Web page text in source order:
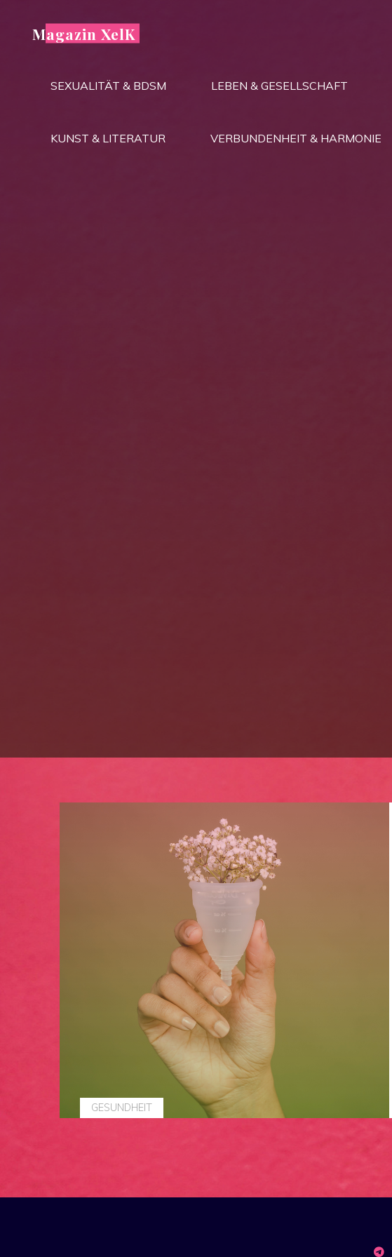
Magazin XelK
SEXUALITÄT & BDSM LEBEN & GESELLSCHAFT
KUNST & LITERATUR VERBUNDENHEIT & HARMONIE
GESUNDHEIT